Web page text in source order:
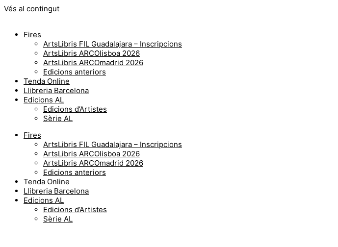
Vés al contingut
Fires
ArtsLibris FIL Guadalajara – Inscripcions
ArtsLibris ARCOlisboa 2026
ArtsLibris ARCOmadrid 2026
Edicions anteriors
Tenda Online
Llibreria Barcelona
Edicions AL
Edicions d’Artistes
Sèrie AL
Fires
ArtsLibris FIL Guadalajara – Inscripcions
ArtsLibris ARCOlisboa 2026
ArtsLibris ARCOmadrid 2026
Edicions anteriors
Tenda Online
Llibreria Barcelona
Edicions AL
Edicions d’Artistes
Sèrie AL